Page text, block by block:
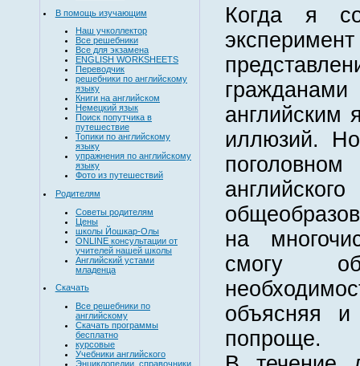
В помощь изучающим
Наш учколлектор
Все решебники
Все для экзамена
ENGLISH WORKSHEETS
Переводчик
решебники по английскому
языку
Книги на английском
Немецкий язык
Поиск попутчика в
путешествие
Топики по английскому
языку
упражнения по английскому
языку
Фото из путешествий
Родителям
Советы родителям
Цены
школы Йошкар-Олы
ONLINE консультации от
учителей нашей школы
Английский устами
младенца
Скачать
Все решебники по
английскому
Скачать программы
бесплатно
курсовые
Учебники английского
Энциклопедии, справочники,
Когда я
английским
иллюзий.
на
смогу
объясняя и
попроще.